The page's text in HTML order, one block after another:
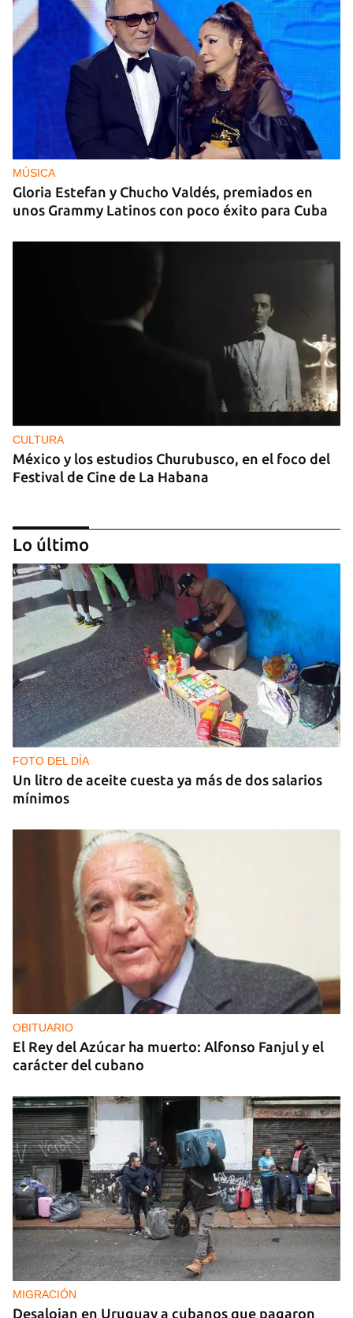
MÚSICA
Gloria Estefan y Chucho Valdés, premiados en
unos Grammy Latinos con poco éxito para Cuba
CULTURA
México y los estudios Churubusco, en el foco del
Festival de Cine de La Habana
MÚSICA
Un público enamorado de Celia Cruz desafía la
censura en un homenaje en La Habana
Lo último
FOTO DEL DÍA
Un litro de aceite cuesta ya más de dos salarios
mínimos
OBITUARIO
El Rey del Azúcar ha muerto: Alfonso Fanjul y el
carácter del cubano
MIGRACIÓN
Desalojan en Uruguay a cubanos que pagaron